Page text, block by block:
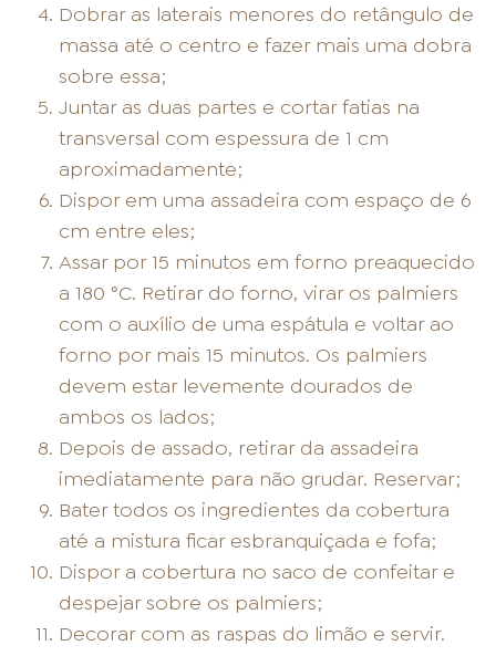
Dobrar as laterais menores do retângulo de
massa até o centro e fazer mais uma dobra
sobre essa;
Juntar as duas partes e cortar fatias na
transversal com espessura de 1 cm
aproximadamente;
Dispor em uma assadeira com espaço de 6
cm entre eles;
Assar por 15 minutos em forno preaquecido
a 180 °C. Retirar do forno, virar os palmiers
com o auxílio de uma espátula e voltar ao
forno por mais 15 minutos. Os palmiers
devem estar levemente dourados de
ambos os lados;
Depois de assado, retirar da assadeira
imediatamente para não grudar. Reservar;
Bater todos os ingredientes da cobertura
até a mistura ficar esbranquiçada e fofa;
Dispor a cobertura no saco de confeitar e
despejar sobre os palmiers;
Decorar com as raspas do limão e servir.